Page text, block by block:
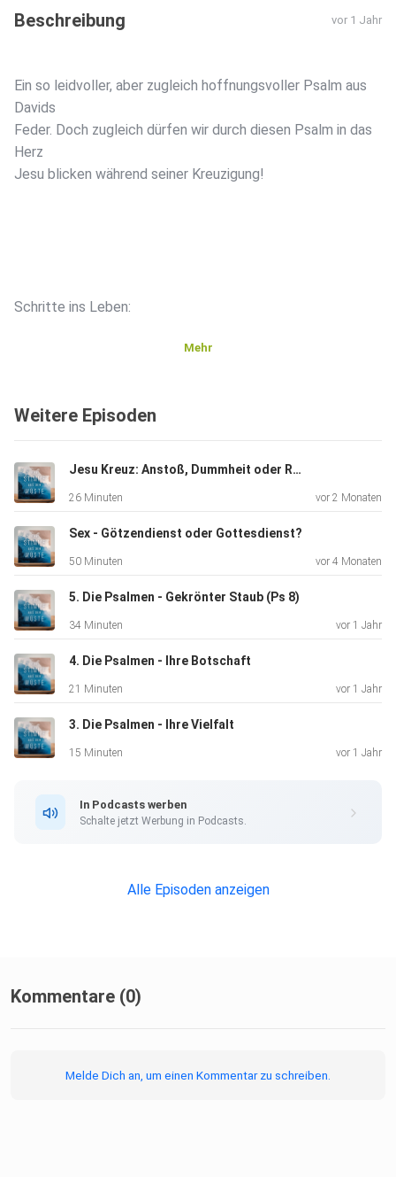
Beschreibung vor 1 Jahr
Ein so leidvoller, aber zugleich hoffnungsvoller Psalm aus
Davids
Feder. Doch zugleich dürfen wir durch diesen Psalm in das
Herz
Jesu blicken während seiner Kreuzigung!
Schritte ins Leben:‌
Wie stärkt dieser Psalm deine Zuversicht und dein
Vertrauen,
dass Gott dir in schwierigen Phasen treu sein wird?‌
Gerade wenn es dir schlecht geht, kann dir dieser Psalm
in den Mund legen, die dir helfen an Gott dranzubleiben.
Bete
konkreter deine Klage, desto besser. Lerne neu auf Gott,
Mehr
Weitere Episoden
Jesu Kreuz: Anstoß, Dummheit oder Rettung?
26 Minuten vor 2 Monaten
Sex - Götzendienst oder Gottesdienst?
50 Minuten vor 4 Monaten
5. Die Psalmen - Gekrönter Staub (Ps 8)
34 Minuten vor 1 Jahr
4. Die Psalmen - Ihre Botschaft
21 Minuten vor 1 Jahr
3. Die Psalmen - Ihre Vielfalt
15 Minuten vor 1 Jahr
In Podcasts werben
Schalte jetzt Werbung in Podcasts.
Alle Episoden anzeigen
Kommentare (0)
Melde Dich an, um einen Kommentar zu schreiben.